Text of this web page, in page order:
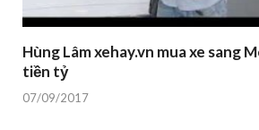
Hùng Lâm xehay.vn mua xe sang
tiền tỷ
07/09/2017